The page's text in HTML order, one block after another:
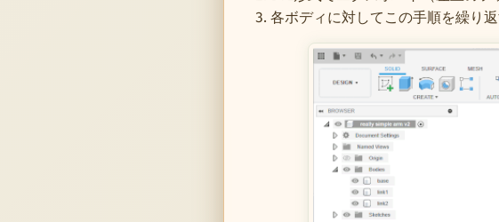
各ボディに対してこの手順を繰り